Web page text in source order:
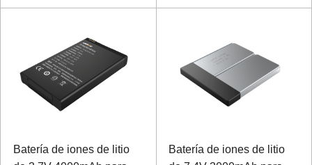
Batería de iones de litio
Batería de iones de litio